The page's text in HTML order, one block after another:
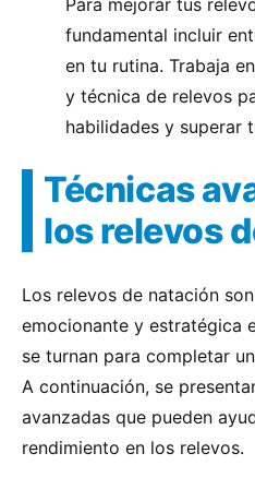
Para mejorar tus
fundamental incluir
en tu rutina. Trabaja
y técnica de relevos
habilidades y superar
Técnicas
los relevos
Los relevos de natación
emocionante y estratégica
se turnan para completar
A continuación, se
avanzadas que pueden
rendimiento en los relevos.